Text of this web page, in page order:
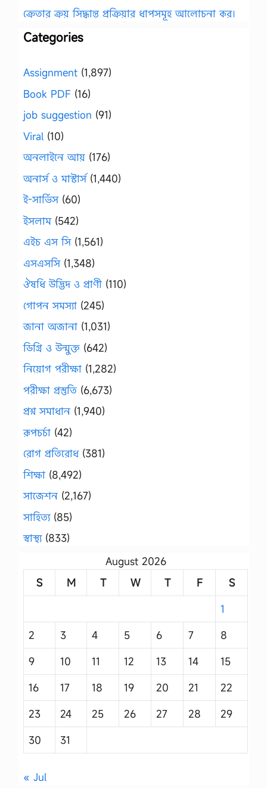
ক্রেতার ক্রয় সিদ্ধান্ত প্রক্রিয়ার ধাপসমূহ আলোচনা কর।
Categories
Assignment (1,897)
Book PDF (16)
job suggestion (91)
Viral (10)
অনলাইনে আয় (176)
অনার্স ও মাস্টার্স(1,440)
ই-সার্ভিস(60)
ইসলাম(542)
এইচ এস সি(1,561)
এসএসসি(1,348)
ঔষধি উদ্ভিদ ও প্রাণী (110)
গোপন সমস্যা (245)
জানা অজানা (1,031)
ডিগ্রি ও উন্মুক্ত (642)
নিয়োগ পরীক্ষা (1,282)
পরীক্ষা প্রস্তুতি (6,673)
প্রশ্ন সমাধান (1,940)
রূপচর্চা (42)
রোগ প্রতিরোধ(381)
শিক্ষা (8,492)
সাজেশন (2,167)
সাহিত্য(85)
স্বাস্থ্য(833)
August 2026
S
M T W T F
S
1
2
3 4 5 6 7
8
9
10 11 12 13 14
15
16
17 18 19 20 21
22
23
24 25 26 27 28
29
30
31
« Jul